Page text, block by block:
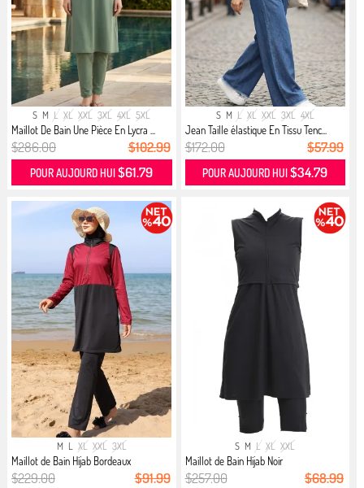
S M L XL XXL 3XL 4XL 5XL
Maillot De Bain Une Pièce En Lycra ...
$286.00 $102.99
POUR AUJOURD HUI$61.79
S M L XL XXL 3XL 4XL
Jean Taille élastique En Tissu Tenc...
$172.00 $57.99
POUR AUJOURD HUI$34.79
M L XL XXL 3XL
Maillot de Bain Hijab Bordeaux
$229.00 $91.99
S M L XL XXL
Maillot de Bain Hijab Noir
$257.00 $68.99